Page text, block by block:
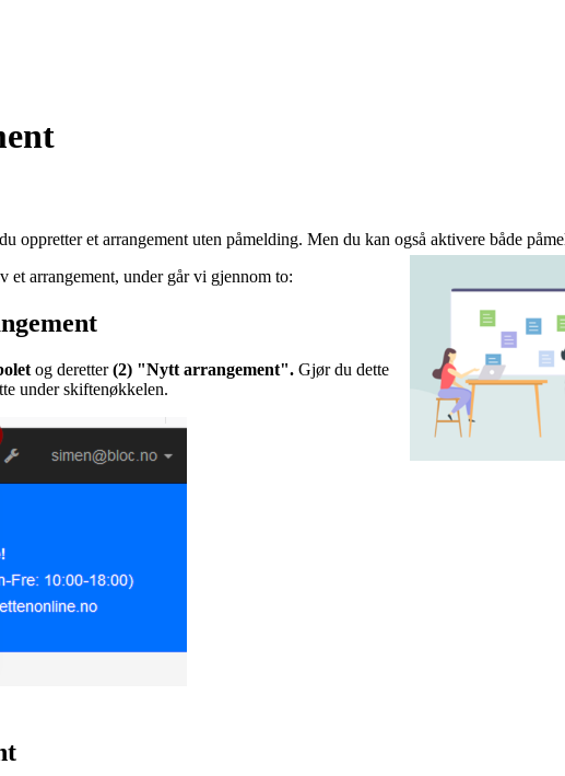
oppretter et arrangement uten påmelding. Men du kan også aktivere både
et arrangement, under går vi gjennom to:
og deretter(2) "Nytt arrangement". Gjør du dette
under skiftenøkkelen.